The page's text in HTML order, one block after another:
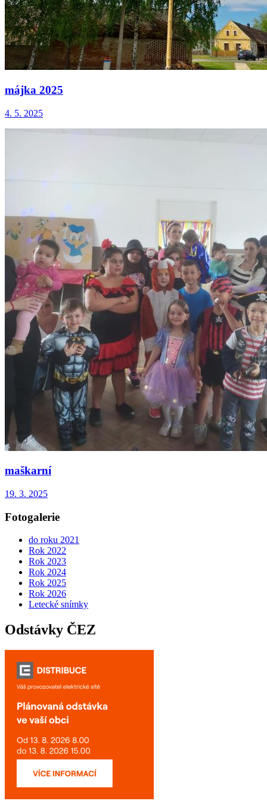
májka 2025
4. 5. 2025
maškarní
19. 3. 2025
Fotogalerie
do roku 2021
Rok 2022
Rok 2023
Rok 2024
Rok 2025
Rok 2026
Letecké snímky
Odstávky ČEZ